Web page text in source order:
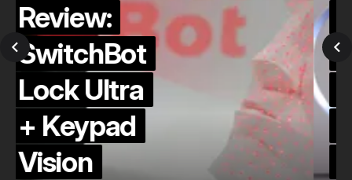
Alternative?
QuickCheck:
Home
Assistant
Voice (PE)